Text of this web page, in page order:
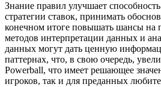
Знание правил улучшает
стратегии ставок, принимать
конечном итоге повышать шансы на
методов интерпретации данных и
данных могут дать ценную
паттернах, что, в свою очередь,
Powerball, что имеет решающее
игроков, так и для преданных